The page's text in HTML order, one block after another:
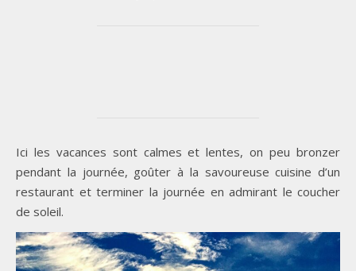
Ici les vacances sont calmes et lentes, on peu bronzer
pendant la journée, goûter à la savoureuse cuisine d’un
restaurant et terminer la journée en admirant le coucher
de soleil.